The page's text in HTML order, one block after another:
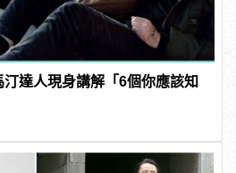
汀達人現身講解「6個你應該知